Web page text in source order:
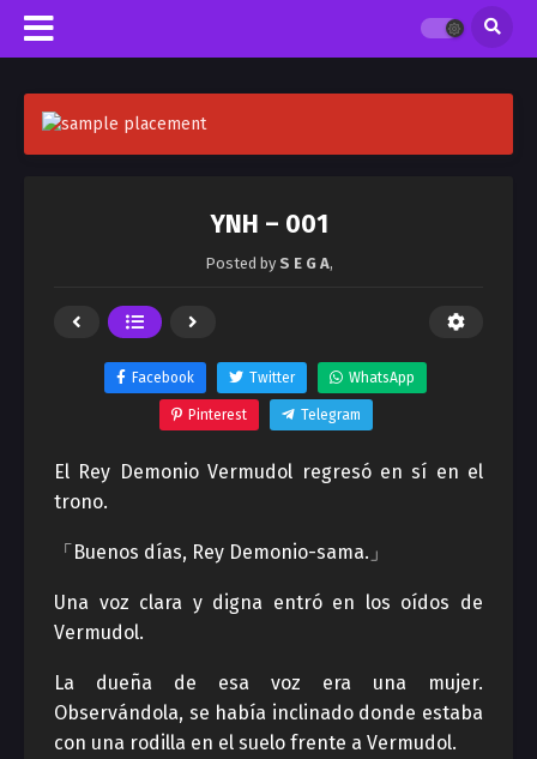
YNH – 001
Posted by S E G A,
Facebook Twitter WhatsApp
Pinterest Telegram
El Rey Demonio Vermudol regresó en sí en el
trono.
「Buenos días, Rey Demonio-sama.」
Una voz clara y digna entró en los oídos de
Vermudol.
La dueña de esa voz era una mujer.
Observándola, se había inclinado donde estaba
con una rodilla en el suelo frente a Vermudol.